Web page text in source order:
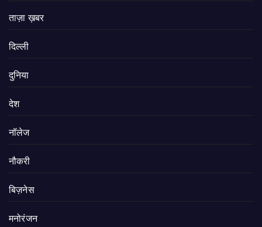
ताज़ा ख़बर
दिल्ली
दुनिया
देश
नॉलेज
नौकरी
बिज़नेस
मनोरंजन